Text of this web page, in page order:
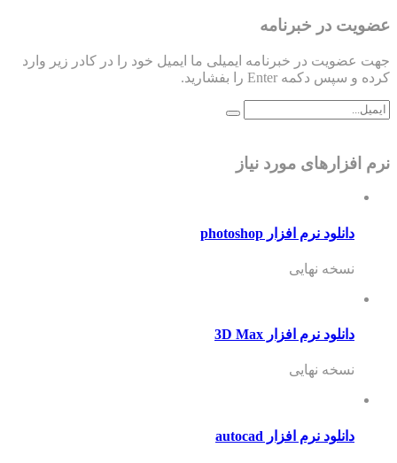
عضویت در خبرنامه
جهت عضویت در خبرنامه ایمیلی ما ایمیل خود را در کادر زیر وارد
کرده و سپس دکمه Enter را بفشارید.
نرم افزارهای مورد نیاز
دانلود نرم افزار photoshop
نسخه نهایی
دانلود نرم افزار 3D Max
نسخه نهایی
دانلود نرم افزار autocad